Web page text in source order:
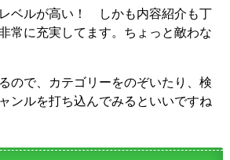
ベルが高い！ しかも内容紹介も丁
常に充実してます。ちょっと敵わな
ので、カテゴリーをのぞいたり、検
ンルを打ち込んでみるといいですね